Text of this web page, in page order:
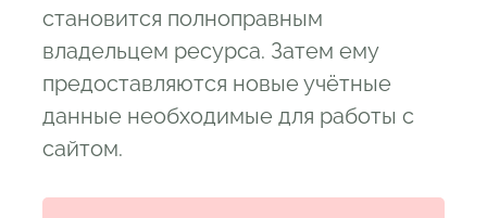
становится полноправным
владельцем ресурса. Затем ему
предоставляются новые учётные
данные необходимые для работы с
сайтом.